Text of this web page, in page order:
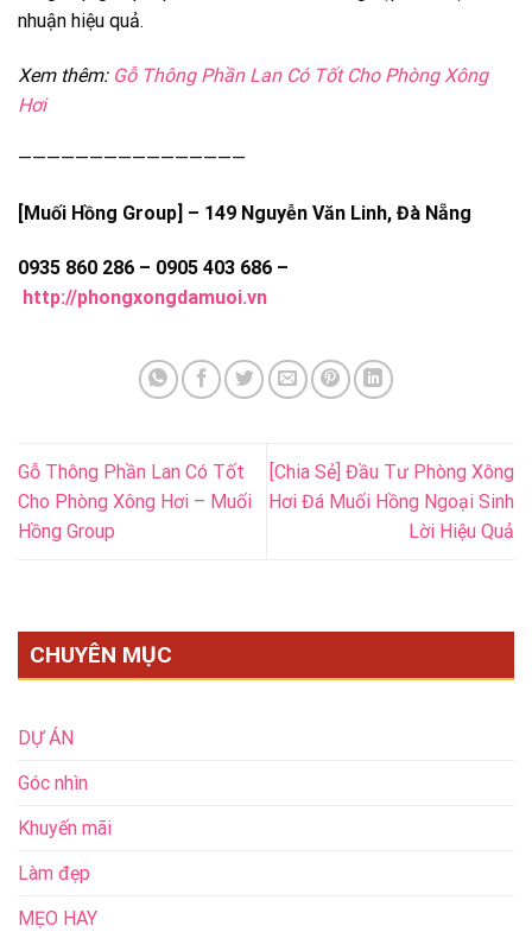
nhuận hiệu quả.
Xem thêm: Gỗ Thông Phần Lan Có Tốt Cho Phòng Xông
Hơi
————————————————
[Muối Hồng Group] – 149 Nguyễn Văn Linh, Đà Nẵng
0935 860 286 – 0905 403 686 –
http://phongxongdamuoi.vn
Gỗ Thông Phần Lan Có Tốt
Cho Phòng Xông Hơi – Muối
Hồng Group
[Chia Sẻ] Đầu Tư Phòng Xông
Hơi Đá Muối Hồng Ngoại Sinh
Lời Hiệu Quả
CHUYÊN MỤC
DỰ ÁN
Góc nhìn
Khuyến mãi
Làm đẹp
MẸO HAY